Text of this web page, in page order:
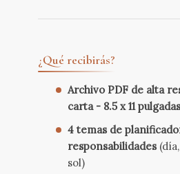
¿Qué recibirás?
Archivo PDF de alta
carta - 8.5 x 11 pulgadas
4 temas de
responsabilidades(día,
sol)